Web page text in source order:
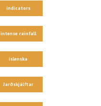
indicators
intense rainfall
íslenska
Jarðskjálftar